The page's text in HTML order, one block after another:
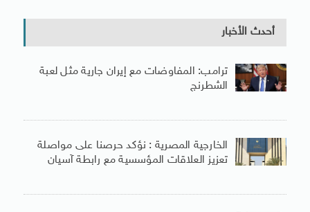
أحدث الأخبار
ترامب: المفاوضات مع إيران جارية مثل لعبة
الشطرنج
الخارجية المصرية : نؤكد حرصنا على مواصلة
تعزيز العلاقات المؤسسية مع رابطة آسيان